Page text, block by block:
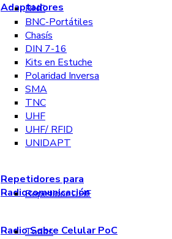
Adaptadores
BNC
BNC-Portátiles
Chasís
DIN 7-16
Kits en Estuche
Polaridad Inversa
SMA
TNC
UHF
UHF/ RFID
UNIDAPT
Repetidores para
Radiocomunicación
Repetidor UHF
Radio Sobre Celular PoC
Todos